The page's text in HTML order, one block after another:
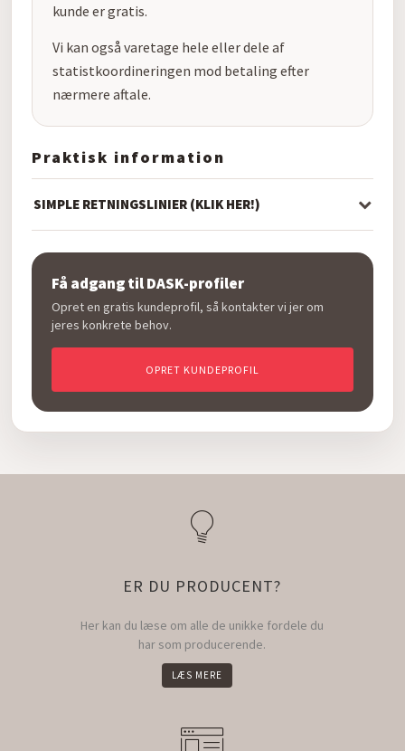
kunde er gratis.
Vi kan også varetage hele eller dele af
statistkoordineringen mod betaling efter
nærmere aftale.
Praktisk information
SIMPLE RETNINGSLINIER (KLIK HER!)
Få adgang til DASK-profiler
Opret en gratis kundeprofil, så kontakter vi jer om
jeres konkrete behov.
OPRET KUNDEPROFIL
ER DU PRODUCENT?
Her kan du læse om alle de unikke fordele du
har som producerende.
LÆS MERE